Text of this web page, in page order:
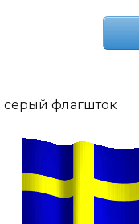
серый флагшток